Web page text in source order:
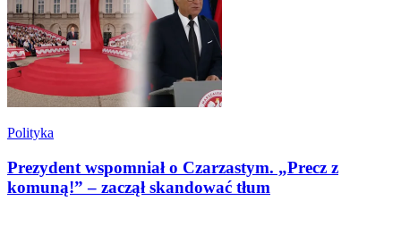
Polityka
Prezydent wspomniał o Czarzastym. „Precz z
komuną!” – zaczął skandować tłum